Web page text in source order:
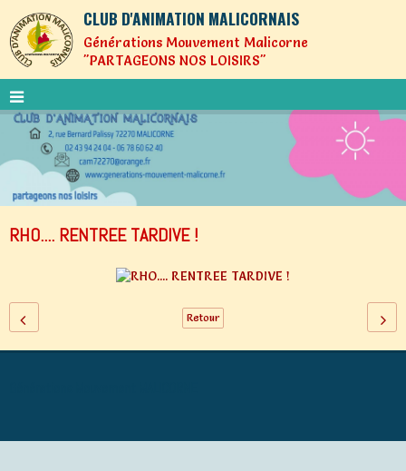
CLUB D'ANIMATION MALICORNAIS
Générations Mouvement Malicorne
"PARTAGEONS NOS LOISIRS"
RHO.... RENTREE TARDIVE !
Retour